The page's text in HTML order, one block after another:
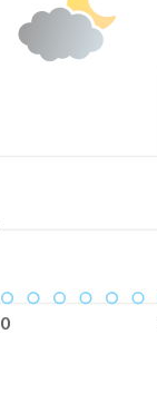
08-07T
0